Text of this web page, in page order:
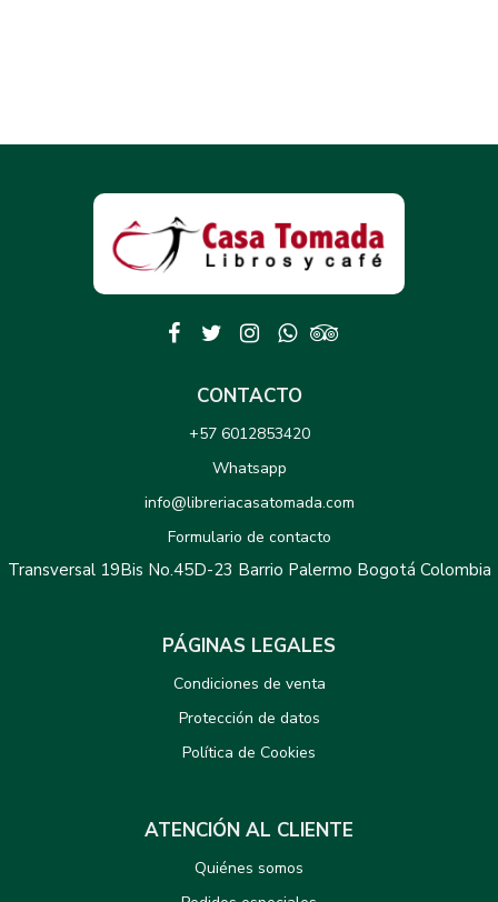
CONTACTO
+57 6012853420
Whatsapp
info@libreriacasatomada.com
Formulario de contacto
Transversal 19Bis No.45D-23 Barrio Palermo Bogotá Colombia
PÁGINAS LEGALES
Condiciones de venta
Protección de datos
Política de Cookies
ATENCIÓN AL CLIENTE
Quiénes somos